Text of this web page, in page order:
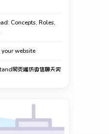
Concepts, Roles,
website
网页端仿微信聊天实